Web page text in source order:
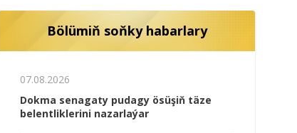
Bölümiň soňky habarlary
07.08.2026
Dokma senagaty pudagy ösüşiň täze
belentliklerini nazarlaýar